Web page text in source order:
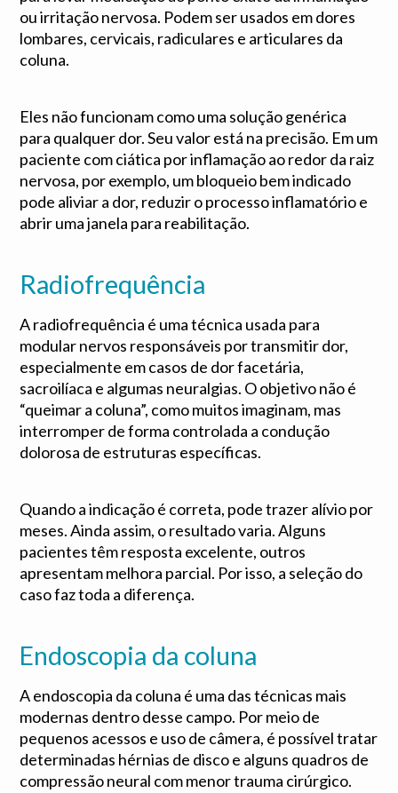
ou irritação nervosa. Podem ser usados em dores
lombares, cervicais, radiculares e articulares da
coluna.
Eles não funcionam como uma solução genérica
para qualquer dor. Seu valor está na precisão. Em um
paciente com ciática por inflamação ao redor da raiz
nervosa, por exemplo, um bloqueio bem indicado
pode aliviar a dor, reduzir o processo inflamatório e
abrir uma janela para reabilitação.
Radiofrequência
A radiofrequência é uma técnica usada para
modular nervos responsáveis por transmitir dor,
especialmente em casos de dor facetária,
sacroilíaca e algumas neuralgias. O objetivo não é
“queimar a coluna”, como muitos imaginam, mas
interromper de forma controlada a condução
dolorosa de estruturas específicas.
Quando a indicação é correta, pode trazer alívio por
meses. Ainda assim, o resultado varia. Alguns
pacientes têm resposta excelente, outros
apresentam melhora parcial. Por isso, a seleção do
caso faz toda a diferença.
Endoscopia da coluna
A endoscopia da coluna é uma das técnicas mais
modernas dentro desse campo. Por meio de
pequenos acessos e uso de câmera, é possível tratar
determinadas hérnias de disco e alguns quadros de
compressão neural com menor trauma cirúrgico.